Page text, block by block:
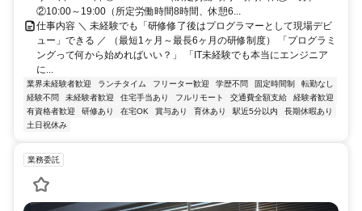
②10:00～19:00（所定労働時間8時間、休憩6...
仕事内容 ＼ 未経験でも「研修修了後はプログラマーとして現場デビ
ュー」できる ／ （最短1ヶ月～最長6ヶ月の研修制度） 「プログラミ
ングって何から始めればいい？」 「IT未経験でも本当にエンジニア
に...
業界未経験者歓迎 ランチタイム フリーター歓迎 学歴不問 固定時間制
転勤なし
経験不問
未経験者歓迎 住宅手当あり フルリモート 交通費全額支給
経験者歓迎
有資格者歓迎
研修あり 在宅OK 賞与あり 育休あり 駅近5分以内
長期休暇あり
土日祝休み
業務委託